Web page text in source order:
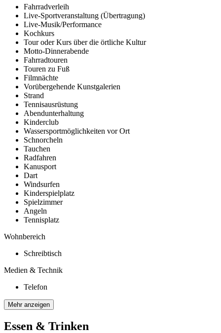
Fahrradverleih
Live-Sportveranstaltung (Übertragung)
Live-Musik/Performance
Kochkurs
Tour oder Kurs über die örtliche Kultur
Motto-Dinnerabende
Fahrradtouren
Touren zu Fuß
Filmnächte
Vorübergehende Kunstgalerien
Strand
Tennisausrüstung
Abendunterhaltung
Kinderclub
Wassersportmöglichkeiten vor Ort
Schnorcheln
Tauchen
Radfahren
Kanusport
Dart
Windsurfen
Kinderspielplatz
Spielzimmer
Angeln
Tennisplatz
Wohnbereich
Schreibtisch
Medien & Technik
Telefon
Mehr anzeigen
Essen & Trinken